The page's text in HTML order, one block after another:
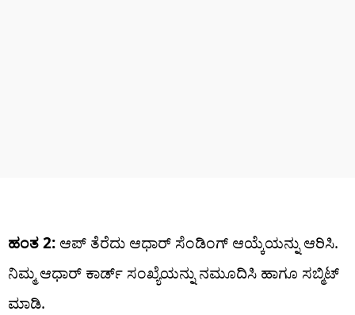
ಹಂತ 2: ಆಪ್ ತೆರೆದು ಆಧಾರ್ ಸೆಂಡಿಂಗ್ ಆಯ್ಕೆಯನ್ನು ಆರಿಸಿ.
ನಿಮ್ಮ ಆಧಾರ್ ಕಾರ್ಡ್ ಸಂಖ್ಯೆಯನ್ನು ನಮೂದಿಸಿ ಹಾಗೂ ಸಬ್ಮಿಟ್‌
ಮಾಡಿ.